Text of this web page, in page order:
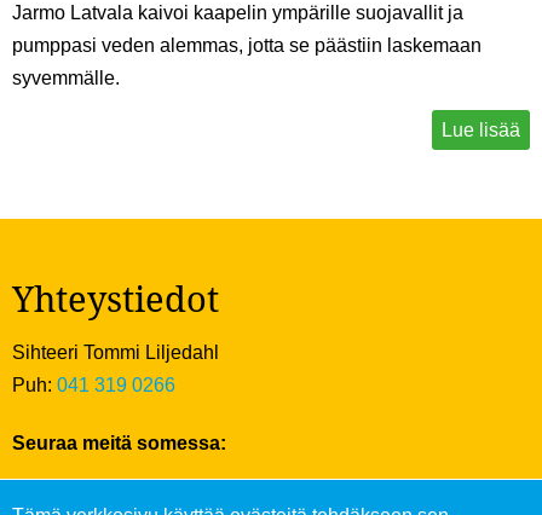
Jarmo Latvala kaivoi kaapelin ympärille suojavallit ja
pumppasi veden alemmas, jotta se päästiin laskemaan
syvemmälle.
Lue lisää
Yhteystiedot
Sihteeri Tommi Liljedahl
Puh: 041 319 0266
Seuraa meitä somessa: